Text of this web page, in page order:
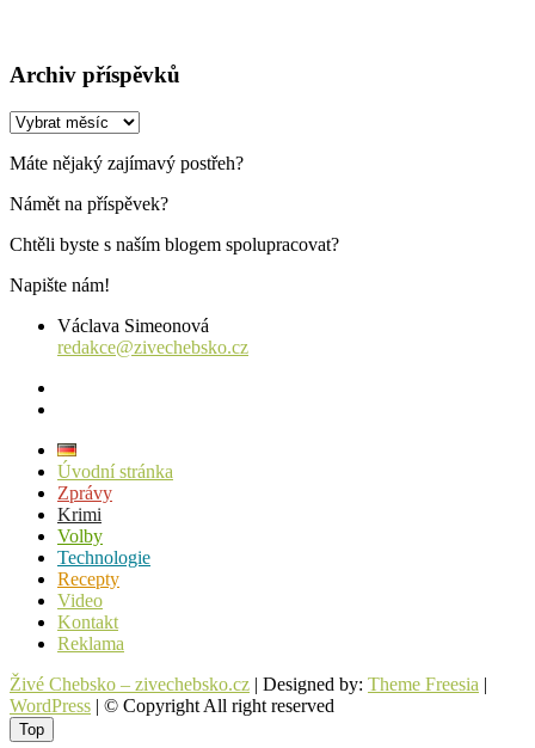
Archiv příspěvků
Archiv
Máte nějaký zajímavý postřeh?
Námět na příspěvek?
Chtěli byste s naším blogem spolupracovat?
Napište nám!
Václava Simeonová
redakce@zivechebsko.cz
Úvodní stránka
Zprávy
Krimi
Volby
Technologie
Recepty
Video
Kontakt
Reklama
Živé Chebsko – zivechebsko.cz | Designed by: Theme Freesia |
WordPress | © Copyright All right reserved
Top